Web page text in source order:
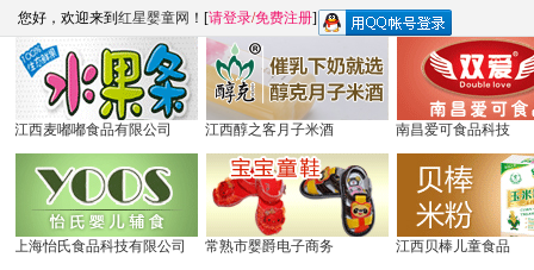
您好，欢迎来到 红星婴童网 ！[请登录/免费注册]
江西麦嘟嘟食品有限公司 江西醇之客月子米酒 南昌爱可食品科技
上海怡氏食品科技有限公司 常熟市婴爵电子商务 江西贝棒儿童食品